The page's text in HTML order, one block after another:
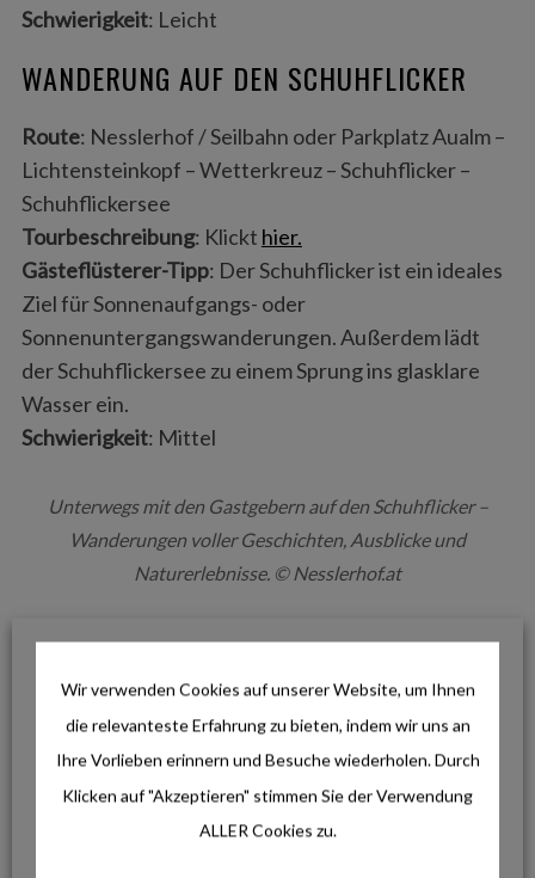
Schwierigkeit: Leicht
WANDERUNG AUF DEN SCHUHFLICKER
Route: Nesslerhof / Seilbahn oder Parkplatz Aualm –
Lichtensteinkopf – Wetterkreuz – Schuhflicker –
Schuhflickersee
Tourbeschreibung: Klickt hier.
Gästeflüsterer-Tipp: Der Schuhflicker ist ein ideales
Ziel für Sonnenaufgangs- oder
Sonnenuntergangswanderungen. Außerdem lädt
der Schuhflickersee zu einem Sprung ins glasklare
Wasser ein.
Schwierigkeit: Mittel
Unterwegs mit den Gastgebern auf den Schuhflicker –
Wanderungen voller Geschichten, Ausblicke und
Naturerlebnisse. © Nesslerhof.at
WANDERUNG ZUR FILZMOOSALM
Route: Nesslerhof / PP Grundlehen – Grund
Filzmoosalm – Filzmooshörndl – Filzmooshöhe
Tourbeschreibung: Klickthier.
Gästeflüsterer-Tipp: Die Filzmoosalm produziert
Joghurt, Butter, Frischkäse und Eis für den
Wir verwenden Cookies auf unserer Website, um Ihnen
die relevanteste Erfahrung zu bieten, indem wir uns an
Ihre Vorlieben erinnern und Besuche wiederholen. Durch
Klicken auf "Akzeptieren" stimmen Sie der Verwendung
ALLER Cookies zu.